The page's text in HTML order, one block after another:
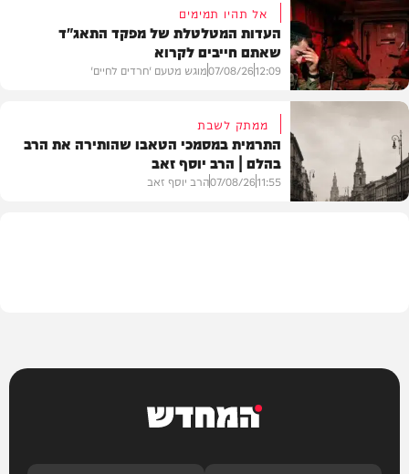
וידאו
דעות
אל תהיו תמימים
העדות המטלטלת של מפקד התאג"ד
שאתם חייבים לקרוא
12:09
07/08/26מוגש מטעם 'חרדים לחיים'
ממתק לשבת
התרמית במסמכי הטאבו שהותירה את הרב
בהלם | הרב יוסף זאב
11:55
07/08/26הרב יוסף זאב
המחדש